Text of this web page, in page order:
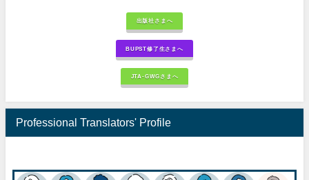
出版社さまへ
BUPST修了生さまへ
JTA-GWGさまへ
Professional Translators' Profile